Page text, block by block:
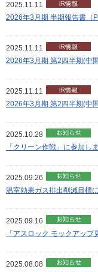
2025.11.11
2026年3月期 半期報告書（
2025.11.11
2026年3月期 第2四半期(中
2025.11.11
2026年3月期 第2四半期(中
2025.10.28
「クリーン作戦」に参加し
2025.09.26
温室効果ガス排出削減目標
2025.09.16
「アスロック モックアッ
2025.08.08